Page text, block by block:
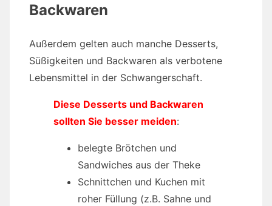
Backwaren
Außerdem gelten auch manche Desserts,
Süßigkeiten und Backwaren als verbotene
Lebensmittel in der Schwangerschaft.
Diese Desserts und Backwaren
sollten Sie besser meiden:
belegte Brötchen und
Sandwiches aus der Theke
Schnittchen und Kuchen mit
roher Füllung (z.B. Sahne und